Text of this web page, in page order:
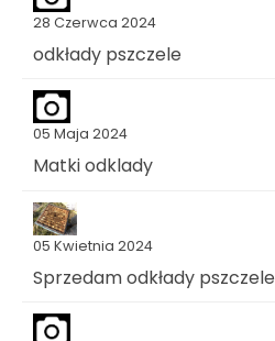
28 Czerwca 2024
odkłady pszczele
05 Maja 2024
Matki odklady
05 Kwietnia 2024
Sprzedam odkłady pszczele